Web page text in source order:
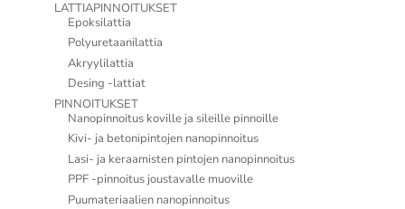
LATTIAPINNOITUKSET
Epoksilattia
Polyuretaanilattia
Akryylilattia
Desing -lattiat
PINNOITUKSET
Nanopinnoitus koville ja sileille pinnoille
Kivi- ja betonipintojen nanopinnoitus
Lasi- ja keraamisten pintojen nanopinnoitus
PPF -pinnoitus joustavalle muoville
Puumateriaalien nanopinnoitus